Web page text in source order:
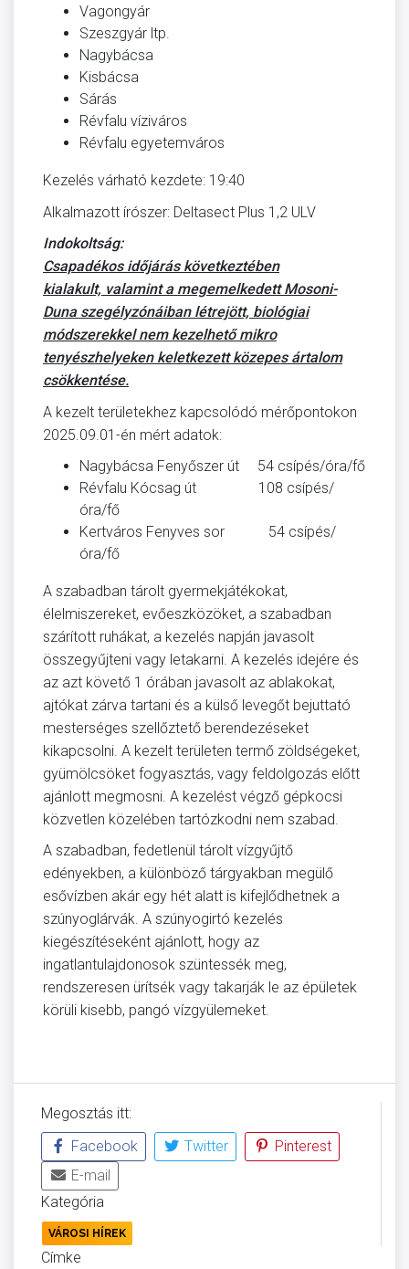
Vagongyár
Szeszgyár ltp.
Nagybácsa
Kisbácsa
Sárás
Révfalu víziváros
Révfalu egyetemváros
Kezelés várható kezdete: 19:40
Alkalmazott írószer: Deltasect Plus 1,2 ULV
Indokoltság:
Csapadékos időjárás következtében
kialakult, valamint a megemelkedett Mosoni-
Duna szegélyzónáiban létrejött, biológiai
módszerekkel nem kezelhető mikro
tenyészhelyeken keletkezett közepes ártalom
csökkentése.
A kezelt területekhez kapcsolódó mérőpontokon
2025.09.01-én mért adatok:
Nagybácsa Fenyőszer út 54 csípés/óra/fő
Révfalu Kócsag út 108 csípés/
óra/fő
Kertváros Fenyves sor 54 csípés/
óra/fő
A szabadban tárolt gyermekjátékokat,
élelmiszereket, evőeszközöket, a szabadban
szárított ruhákat, a kezelés napján javasolt
összegyűjteni vagy letakarni. A kezelés idejére és
az azt követő 1 órában javasolt az ablakokat,
ajtókat zárva tartani és a külső levegőt bejuttató
mesterséges szellőztető berendezéseket
kikapcsolni. A kezelt területen termő zöldségeket,
gyümölcsöket fogyasztás, vagy feldolgozás előtt
ajánlott megmosni. A kezelést végző gépkocsi
közvetlen közelében tartózkodni nem szabad.
A szabadban, fedetlenül tárolt vízgyűjtő
edényekben, a különböző tárgyakban megülő
esővízben akár egy hét alatt is kifejlődhetnek a
szúnyoglárvák. A szúnyogirtó kezelés
kiegészítéseként ajánlott, hogy az
ingatlantulajdonosok szüntessék meg,
rendszeresen ürítsék vagy takarják le az épületek
körüli kisebb, pangó vízgyülemeket.
Megosztás itt:
Facebook
Twitter
Pinterest
E-mail
Kategória
VÁROSI HÍREK
Címke